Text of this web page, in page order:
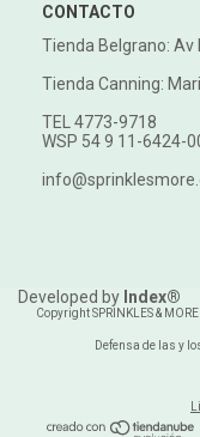
CONTACTO
Tienda Belgrano: Av
Tienda Canning:
TEL 4773-9718
WSP 54 9 11-6424-
Developed by Index®
Copyright SPRINKLES &
Defensa de las y